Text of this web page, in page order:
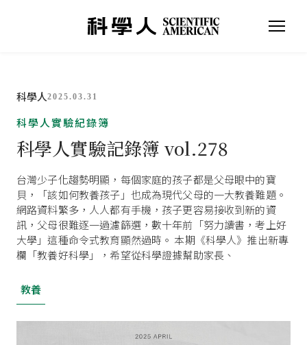
科學人2025.03.31
科學人實驗紀錄簿
科學人實驗記錄簿 vol.278
台灣少子化趨勢明顯，每個家庭的孩子都是父母眼中的寶
貝，「該如何教養孩子」也成為現代父母的一大教養難題。
網路資料繁多，人人都有手機，孩子更容易接收到新的資
訊，父母很難逐一過濾篩選，數十年前「努力讀書，考上好
大學」這種命令式教育顯然過時。 本期《科學人》推出新專
欄「教養好科學」，希望從科學證據幫助家長、
教養